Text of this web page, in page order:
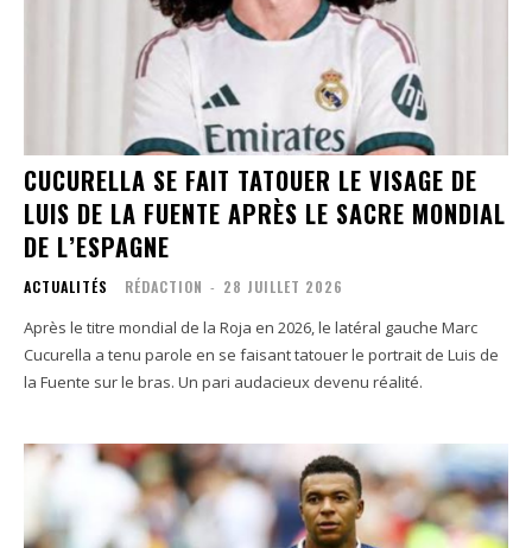
CUCURELLA SE FAIT TATOUER LE VISAGE DE
LUIS DE LA FUENTE APRÈS LE SACRE MONDIAL
DE L’ESPAGNE
ACTUALITÉS RÉDACTION - 28 JUILLET 2026
Après le titre mondial de la Roja en 2026, le latéral gauche Marc
Cucurella a tenu parole en se faisant tatouer le portrait de Luis de
la Fuente sur le bras. Un pari audacieux devenu réalité.